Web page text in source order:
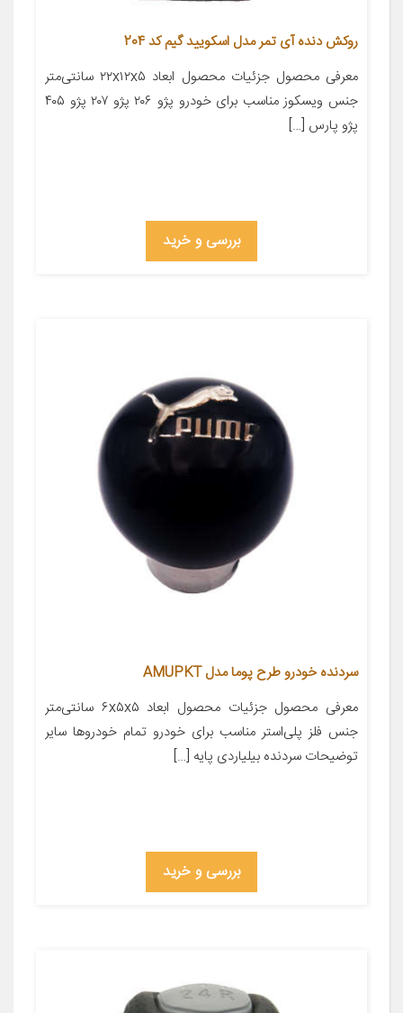
روکش دنده آی تمر مدل اسکویید گیم کد 204
معرفی محصول جزئیات محصول ابعاد ۲۲x۱۲x۵ سانتی‌متر
جنس ویسکوز مناسب برای خودرو پژو ۲۰۶ پژو ۲۰۷ پژو ۴۰۵
پژو پارس […]
بررسی و خرید
سردنده خودرو طرح پوما مدل AMUPKT
معرفی محصول جزئیات محصول ابعاد ۶x۵x۵ سانتی‌متر
جنس فلز پلی‌استر مناسب برای خودرو تمام خودروها سایر
توضیحات سردنده بیلیاردی پایه […]
بررسی و خرید